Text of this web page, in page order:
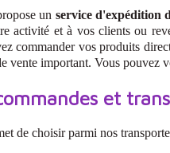
un service d'expédition
activité et à vos clients ou
commander vos produits
vente important. Vous
et
de choisir parmi nos